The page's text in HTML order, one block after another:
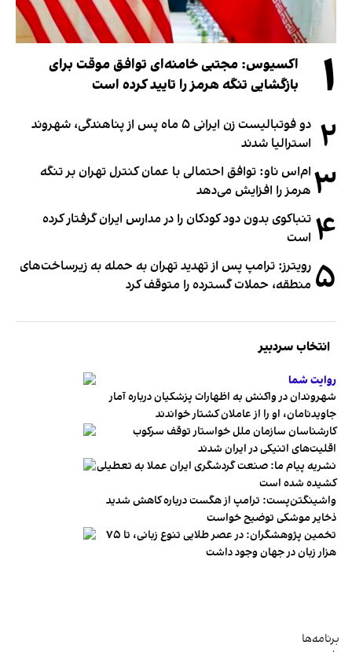
۱
اکسیوس: مجتبی خامنه‌ای توافق موقت برای
بازگشایی تنگه هرمز را تایید کرده است
۲
دو فوتبالیست زن ایرانی ۵ ماه پس از پناهندگی، شهروند
استرالیا شدند
۳ ام‌اس ناو: توافق احتمالی با عمان کنترل تهران بر تنگه
هرمز را افزایش می‌دهد
۴ تنباکوی بدون دود کودکان را در مدارس ایران گرفتار کرده
است
۵ رویترز: ترامپ پس از تهدید تهران به حمله به زیرساخت‌های
منطقه، حملات گسترده را متوقف کرد
انتخاب سردبیر
روایت شما
شهروندان در واکنش به اظهارات پزشکیان درباره آمار
جاویدنامان، او را از عاملان کشتار خواندند
کارشناسان سازمان ملل خواستار توقف سرکوب
اقلیت‌های اتنیکی در ایران شدند
نشریه پیام ما: صنعت گردشگری ایران عملا به تعطیلی
کشیده شده است
واشینگتن‌پست: ترامپ از هگست درباره کاهش شدید
ذخایر موشکی توضیح خواست
تخمین پژوهشگران: در عصر طلایی تنوع زبانی، تا ۷۵
هزار زبان در جهان وجود داشت
برنامه‌ها